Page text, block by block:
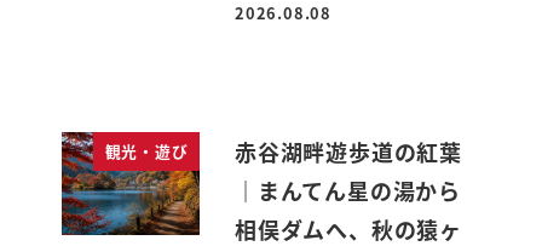
投稿日
2026.08.08
観光・遊び
赤谷湖畔遊歩道の紅葉
｜まんてん星の湯から
相俣ダムへ、秋の猿ヶ